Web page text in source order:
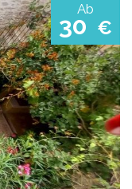
Ab
30 €